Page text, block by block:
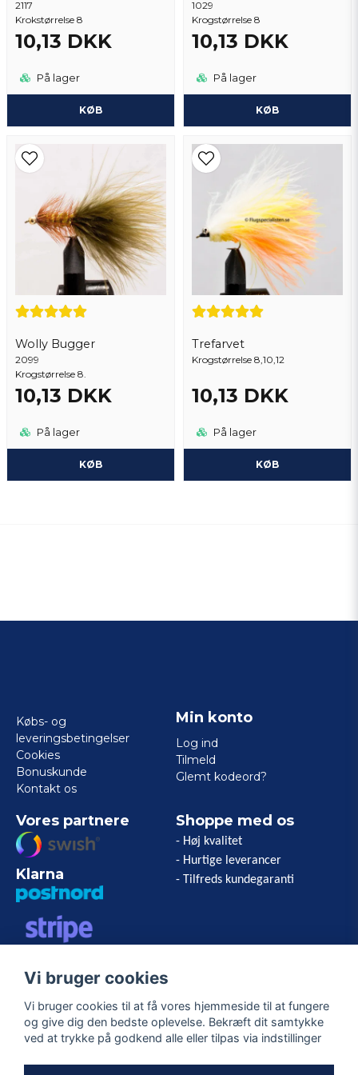
2117
Krokstørrelse 8
10,13 DKK
På lager
KØB
1029
Krogstørrelse 8
10,13 DKK
På lager
KØB
Wolly Bugger
2099
Krogstørrelse 8.
10,13 DKK
På lager
KØB
Trefarvet
Krogstørrelse 8,10,12
10,13 DKK
På lager
KØB
Send spørgsmål
Købs- og
leveringsbetingelser
Cookies
Bonuskunde
Kontakt os
Min konto
Log ind
Tilmeld
Glemt kodeord?
Vores partnere
Klarna
EXPRESS
Shoppe med os
- Høj kvalitet
- Hurtige leverancer
- Tilfreds kundegaranti
Følg os
Vi bruger cookies
Vi bruger cookies til at få vores hjemmeside til at fungere
og give dig den bedste oplevelse. Bekræft dit samtykke
ved at trykke på godkend alle eller tilpas via indstillinger